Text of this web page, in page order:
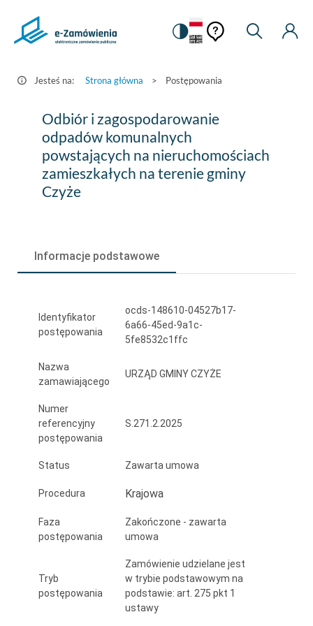
Postępowania
Zamówienia.gov.pl
Zmiana
na
kontrastową
Pomoc
kontekstowa
Pomoc
Moje
Jesteś na: Strona główna > Postępowania
Odbiór
zagospodarowanie
odpadów
komunalnych
na
nieruchomościach
zamieszkałych
gminy
Czyże
Odbiór i zagospodarowanie
odpadów komunalnych
powstających na nieruchomościach
zamieszkałych na terenie gminy
Czyże
Informacje podstawowe
Identyfikator
postępowania
ocds-148610-04527b17-
6a66-45ed-9a1c-
5fe8532c1ffc
Nazwa
zamawiającego
URZĄD GMINY CZYŻE
Numer
referencyjny
postępowania
S.271.2.2025
Status Zawarta umowa
Procedura Krajowa
Faza
postępowania
Zakończone - zawarta
umowa
Tryb
postępowania
Zamówienie udzielane jest
w trybie podstawowym na
podstawie: art. 275 pkt 1
ustawy